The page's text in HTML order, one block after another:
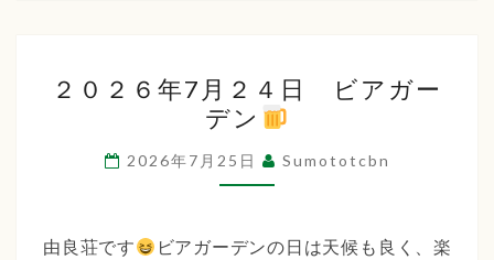
０
２
６
年
月
２０２６年7月２４日 ビアガー
デン
2026年7月25日 Sumototcbn
由良荘です
ビアガーデンの日は天候も良く、楽